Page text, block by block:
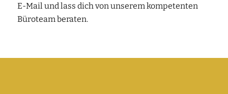
E-Mail und lass dich von unserem kompetenten
Büroteam beraten.